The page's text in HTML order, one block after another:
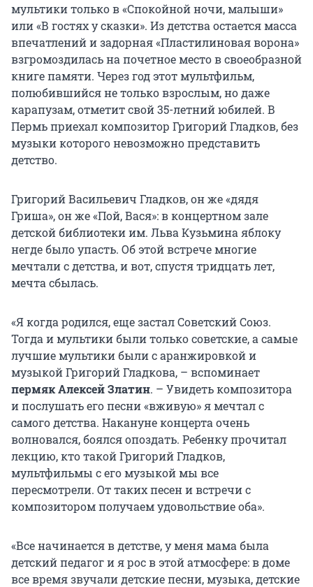
мультики только в «Спокойной ночи, малыши»
или «В гостях у сказки». Из детства остается масса
впечатлений и задорная «Пластилиновая ворона»
взгромоздилась на почетное место в своеобразной
книге памяти. Через год этот мультфильм,
полюбившийся не только взрослым, но даже
карапузам, отметит свой 35-летний юбилей. В
Пермь приехал композитор Григорий Гладков, без
музыки которого невозможно представить
детство.
Григорий Васильевич Гладков, он же «дядя
Гриша», он же «Пой, Вася»: в концертном зале
детской библиотеки им. Льва Кузьмина яблоку
негде было упасть. Об этой встрече многие
мечтали с детства, и вот, спустя тридцать лет,
мечта сбылась.
«Я когда родился, еще застал Советский Союз.
Тогда и мультики были только советские, а самые
лучшие мультики были с аранжировкой и
музыкой Григорий Гладкова, – вспоминает
пермяк Алексей Златин. – Увидеть композитора
и послушать его песни «вживую» я мечтал с
самого детства. Накануне концерта очень
волновался, боялся опоздать. Ребенку прочитал
лекцию, кто такой Григорий Гладков,
мультфильмы с его музыкой мы все
пересмотрели. От таких песен и встречи с
композитором получаем удовольствие оба».
«Все начинается в детстве, у меня мама была
детский педагог и я рос в этой атмосфере: в доме
все время звучали детские песни, музыка, детские